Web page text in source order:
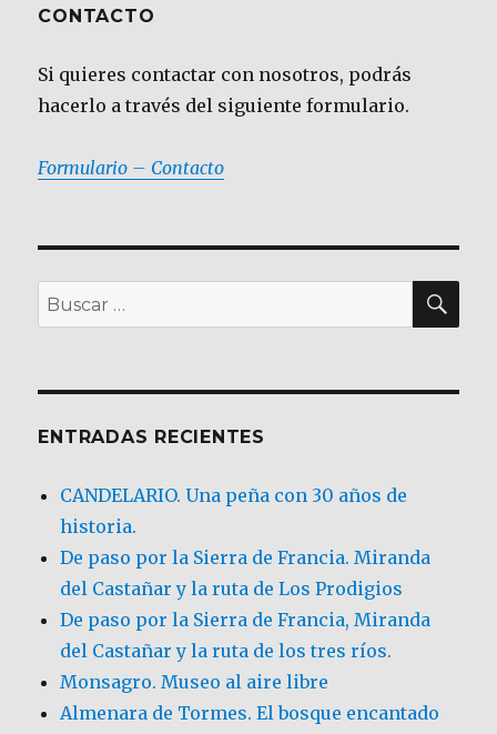
CONTACTO
Si quieres contactar con nosotros, podrás
hacerlo a través del siguiente formulario.
Formulario – Contacto
Buscar
por:
ENTRADAS RECIENTES
CANDELARIO. Una peña con 30 años de
historia.
De paso por la Sierra de Francia. Miranda
del Castañar y la ruta de Los Prodigios
De paso por la Sierra de Francia, Miranda
del Castañar y la ruta de los tres ríos.
Monsagro. Museo al aire libre
Almenara de Tormes. El bosque encantado